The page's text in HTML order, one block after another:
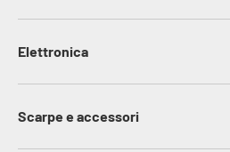
Elettronica
Scarpe e accessori